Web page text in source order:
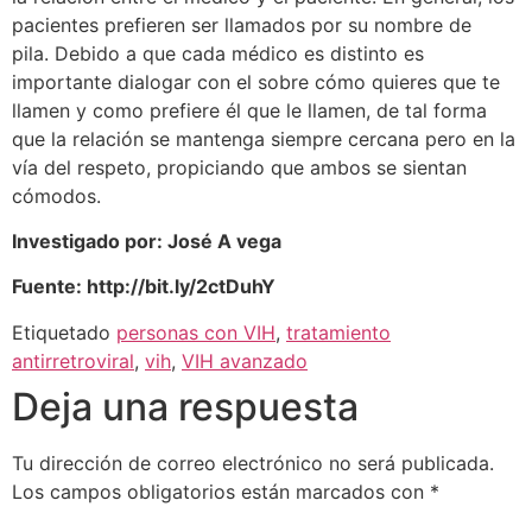
pacientes prefieren ser llamados por su nombre de
pila. Debido a que cada médico es distinto es
importante dialogar con el sobre cómo quieres que te
llamen y como prefiere él que le llamen, de tal forma
que la relación se mantenga siempre cercana pero en la
vía del respeto, propiciando que ambos se sientan
cómodos.
Investigado por: José A vega
Fuente: http://bit.ly/2ctDuhY
Etiquetado personas con VIH, tratamiento
antirretroviral, vih, VIH avanzado
Deja una respuesta
Tu dirección de correo electrónico no será publicada.
Los campos obligatorios están marcados con *